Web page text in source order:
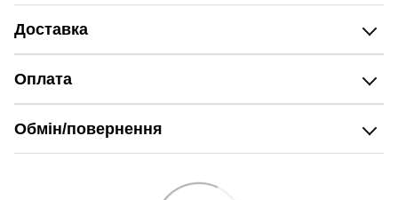
Доставка
Оплата
Обмін/повернення